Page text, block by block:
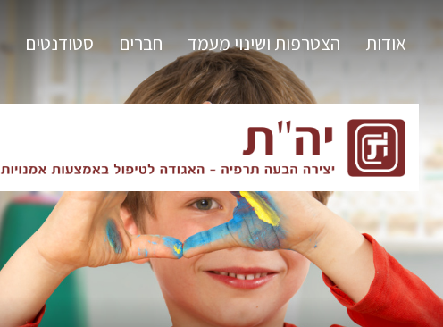
אודות הצטרפות ושינוי מעמד חברים סטודנטים